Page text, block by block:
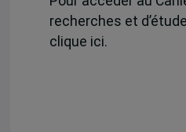
recherches et
clique ici.